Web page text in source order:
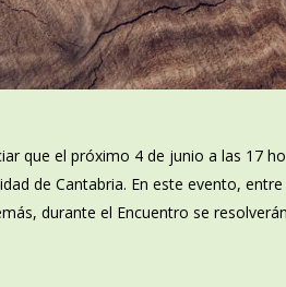
que el próximo 4 de junio a las 17
de Cantabria. En este evento,
durante el Encuentro se